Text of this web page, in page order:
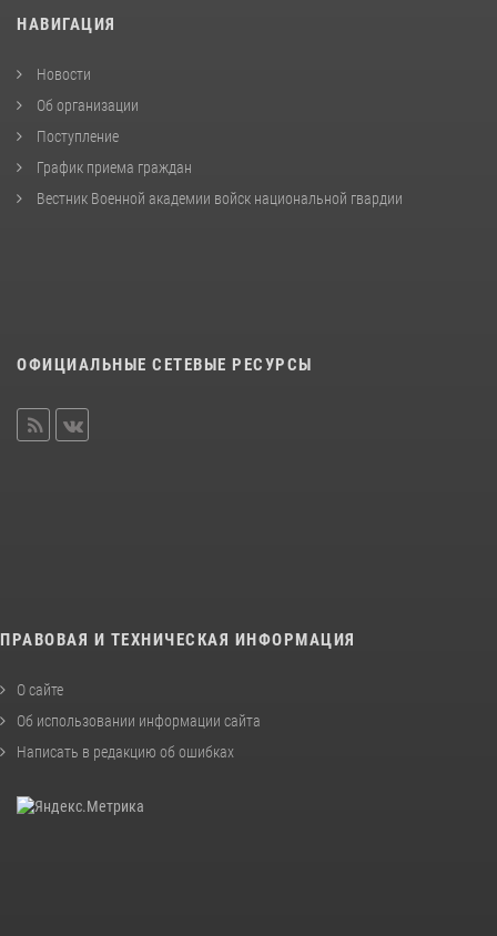
НАВИГАЦИЯ
Новости
Об организации
Поступление
График приема граждан
Вестник Военной академии войск национальной гвардии
ОФИЦИАЛЬНЫЕ СЕТЕВЫЕ РЕСУРСЫ
ПРАВОВАЯ И ТЕХНИЧЕСКАЯ ИНФОРМАЦИЯ
О сайте
Об использовании информации сайта
Написать в редакцию об ошибках